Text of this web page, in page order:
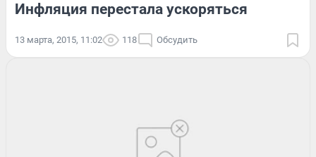
Инфляция перестала ускоряться
13 марта, 2015, 11:02 118 Обсудить